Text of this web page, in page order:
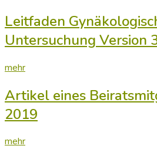
Leitfaden
Untersuchung Version
mehr
Artikel eines
2019
mehr